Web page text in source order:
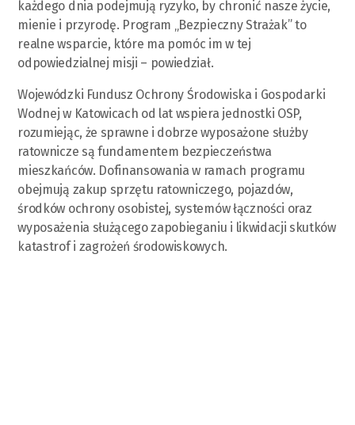
każdego dnia podejmują ryzyko, by chronić nasze życie,
mienie i przyrodę. Program „Bezpieczny Strażak” to
realne wsparcie, które ma pomóc im w tej
odpowiedzialnej misji – powiedział.
Wojewódzki Fundusz Ochrony Środowiska i Gospodarki
Wodnej w Katowicach od lat wspiera jednostki OSP,
rozumiejąc, że sprawne i dobrze wyposażone służby
ratownicze są fundamentem bezpieczeństwa
mieszkańców. Dofinansowania w ramach programu
obejmują zakup sprzętu ratowniczego, pojazdów,
środków ochrony osobistej, systemów łączności oraz
wyposażenia służącego zapobieganiu i likwidacji skutków
katastrof i zagrożeń środowiskowych.